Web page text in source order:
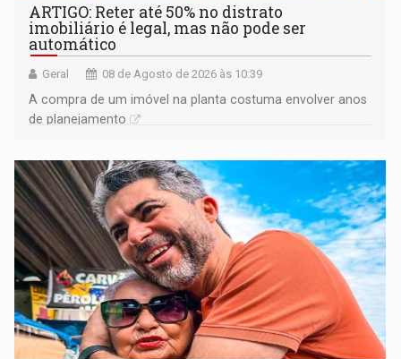
ARTIGO: Reter até 50% no distrato
imobiliário é legal, mas não pode ser
automático
Geral 08 de Agosto de 2026 às 10:39
A compra de um imóvel na planta costuma envolver anos
de planejamento